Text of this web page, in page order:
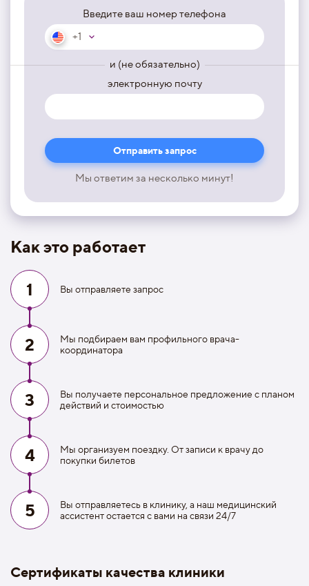
Введите ваш номер телефона
+1
и (не обязательно)
электронную почту
Мы ответим за несколько минут!
Как это работает
1 Вы отправляете запрос
2
Мы подбираем вам профильного врача-
координатора
3
Вы получаете персональное предложение с планом
действий и стоимостью
4
Мы организуем поездку. От записи к врачу до
покупки билетов
5
Вы отправляетесь в клинику, а наш медицинский
ассистент остается с вами на связи 24/7
Сертификаты качества клиники